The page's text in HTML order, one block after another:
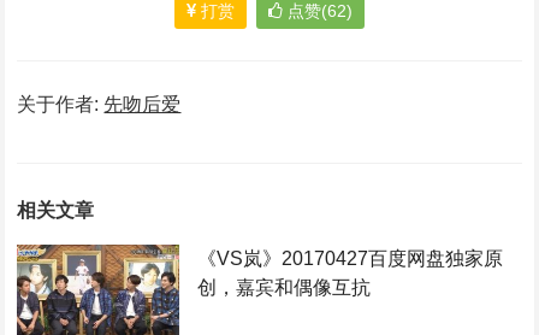
打赏 点赞(62)
关于作者: 先吻后爱
相关文章
《VS岚》20170427百度网盘独家原
创，嘉宾和偶像互抗